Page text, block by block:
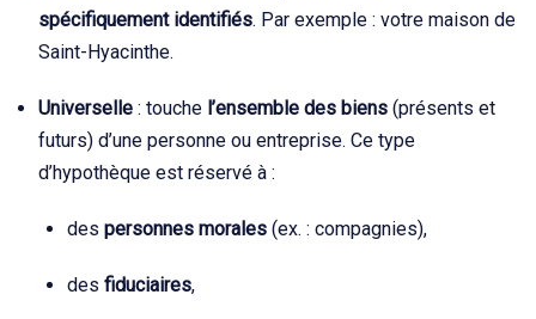
spécifiquement identifiés. Par exemple : votre maison de
Saint-Hyacinthe.
Universelle : touche l’ensemble des biens (présents et
futurs) d’une personne ou entreprise. Ce type
d’hypothèque est réservé à :
des personnes morales (ex. : compagnies),
des fiduciaires,